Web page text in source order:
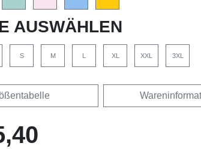
AUSWÄHLEN
S M L XL XXL 3XL